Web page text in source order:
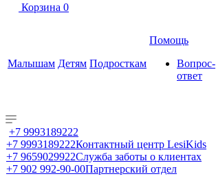
Корзина 0
Малышам Детям Подросткам
Помощь
Вопрос-
ответ
+7 9993189222
+7 9993189222Контактный центр LesiKids
+7 9659029922Служба заботы о клиентах
+7 902 992-90-00Партнерский отдел